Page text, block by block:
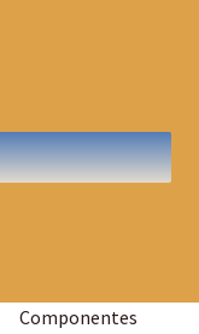
Componentes